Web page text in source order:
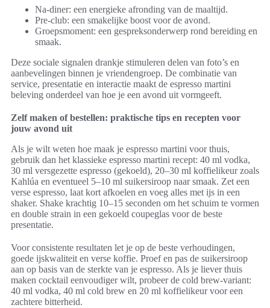
Na-diner: een energieke afronding van de maaltijd.
Pre-club: een smakelijke boost voor de avond.
Groepsmoment: een gespreksonderwerp rond bereiding en
smaak.
Deze sociale signalen drankje stimuleren delen van foto’s en
aanbevelingen binnen je vriendengroep. De combinatie van
service, presentatie en interactie maakt de espresso martini
beleving onderdeel van hoe je een avond uit vormgeeft.
Zelf maken of bestellen: praktische tips en recepten voor
jouw avond uit
Als je wilt weten hoe maak je espresso martini voor thuis,
gebruik dan het klassieke espresso martini recept: 40 ml vodka,
30 ml versgezette espresso (gekoeld), 20–30 ml koffielikeur zoals
Kahlúa en eventueel 5–10 ml suikersiroop naar smaak. Zet een
verse espresso, laat kort afkoelen en voeg alles met ijs in een
shaker. Shake krachtig 10–15 seconden om het schuim te vormen
en double strain in een gekoeld coupeglas voor de beste
presentatie.
Voor consistente resultaten let je op de beste verhoudingen,
goede ijskwaliteit en verse koffie. Proef en pas de suikersiroop
aan op basis van de sterkte van je espresso. Als je liever thuis
maken cocktail eenvoudiger wilt, probeer de cold brew-variant:
40 ml vodka, 40 ml cold brew en 20 ml koffielikeur voor een
zachtere bitterheid.